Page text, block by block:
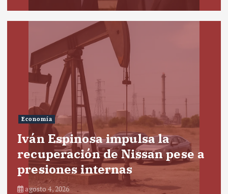
Economía
Iván Espinosa impulsa la
recuperación de Nissan pese a
presiones internas
agosto 4, 2026